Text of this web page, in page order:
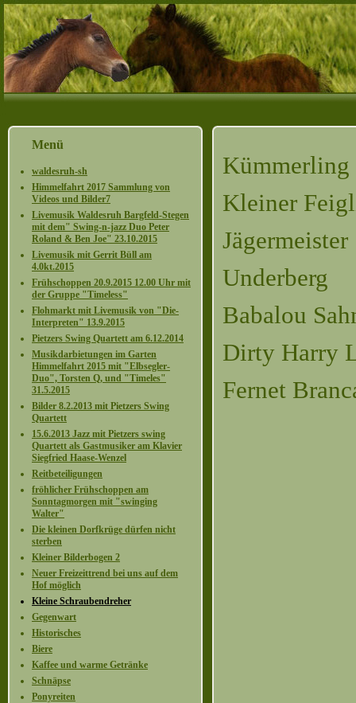
Menü
waldesruh-sh
Himmelfahrt 2017 Sammlung von
Videos und Bilder7
Livemusik Waldesruh Bargfeld-Stegen
mit dem" Swing-n-jazz Duo Peter
Roland & Ben Joe" 23.10.2015
Livemusik mit Gerrit Büll am
4.0kt.2015
Frühschoppen 20.9.2015 12.00 Uhr mit
der Gruppe "Timeless"
Flohmarkt mit Livemusik von "Die-
Interpreten" 13.9.2015
Pietzers Swing Quartett am 6.12.2014
Musikdarbietungen im Garten
Himmelfahrt 2015 mit "Elbsegler-
Duo", Torsten Q, und "Timeles"
31.5.2015
Bilder 8.2.2013 mit Pietzers Swing
Quartett
15.6.2013 Jazz mit Pietzers swing
Quartett als Gastmusiker am Klavier
Siegfried Haase-Wenzel
Reitbeteiligungen
fröhlicher Frühschoppen am
Sonntagmorgen mit "swinging
Walter"
Die kleinen Dorfkrüge dürfen nicht
sterben
Kleiner Bilderbogen 2
Neuer Freizeittrend bei uns auf dem
Hof möglich
Kleine Schraubendreher
Gegenwart
Historisches
Biere
Kaffee und warme Getränke
Schnäpse
Ponyreiten
Kleiner
Babalou
Dirty
Fernet